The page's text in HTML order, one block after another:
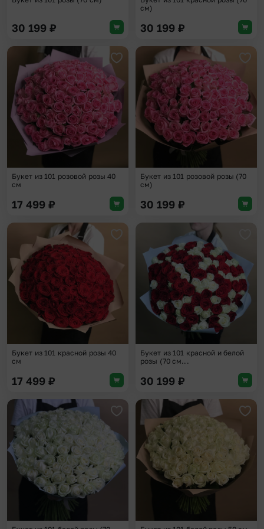
30 199 ₽
см)
30 199 ₽
Добавить в избранное
Букет из 101 розовой розы 40
см
17 499 ₽
Букет из 101 розовой розы (70
см)
30 199 ₽
Добавить в избранное
Букет из 101 красной розы 40
см
17 499 ₽
Букет из 101 красной и белой
розы (70 см...
30 199 ₽
Добавить в избранное